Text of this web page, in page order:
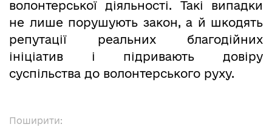
Поширити:
волонтерської діяльності. Такі випадки
не лише порушують закон, а й шкодять
репутації реальних благодійних
ініціатив і підривають довіру
суспільства до волонтерського руху.